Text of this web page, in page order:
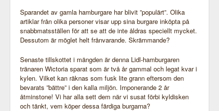
Sparandet av gamla hamburgare har blivit ”populärt”. Olika
artiklar från olika personer visar upp sina burgare inköpta på
snabbmatsställen för att se att de inte åldras speciellt mycket.
Dessutom är möglet helt frånvarande. Skrämmande?
Senaste tillskottet i mängden är denna Lidl-hamburgaren
tränaren Wictoria sparat som är två år gammal och legat kvar i
kylen. Vilket kan räknas som fusk lite grann eftersom den
bevarats ”bättre” i den kalla miljön. Imponerande 2 år
åtminstone! Vi har alla sett dem när vi susat förbi kyldisken
och tänkt, vem köper dessa färdiga burgarna?